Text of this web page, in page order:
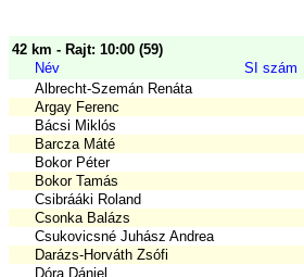
42 km - Rajt: 10:00 (59)
Név
SI szám
Albrecht-Szemán Renáta
Argay Ferenc
Bácsi Miklós
Barcza Máté
Bokor Péter
Bokor Tamás
Csibrááki Roland
Csonka Balázs
Csukovicsné Juhász Andrea
Darázs-Horváth Zsófi
Dóra Dániel